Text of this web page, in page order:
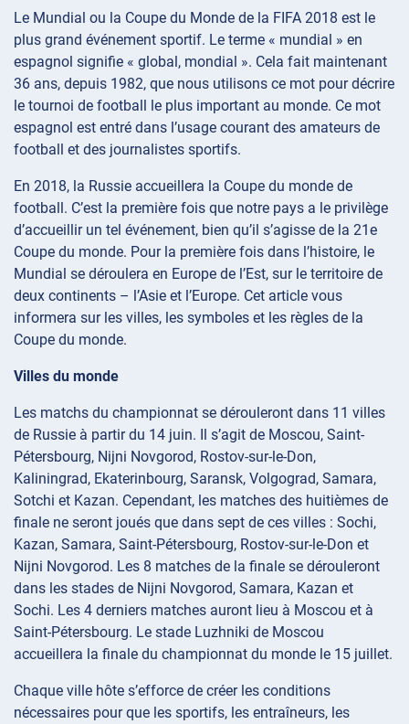
Le Mundial ou la Coupe du Monde de la FIFA 2018 est le
plus grand événement sportif. Le terme « mundial » en
espagnol signifie « global, mondial ». Cela fait maintenant
36 ans, depuis 1982, que nous utilisons ce mot pour décrire
le tournoi de football le plus important au monde. Ce mot
espagnol est entré dans l’usage courant des amateurs de
football et des journalistes sportifs.
En 2018, la Russie accueillera la Coupe du monde de
football. C’est la première fois que notre pays a le privilège
d’accueillir un tel événement, bien qu’il s’agisse de la 21e
Coupe du monde. Pour la première fois dans l’histoire, le
Mundial se déroulera en Europe de l’Est, sur le territoire de
deux continents – l’Asie et l’Europe. Cet article vous
informera sur les villes, les symboles et les règles de la
Coupe du monde.
Villes du monde
Les matchs du championnat se dérouleront dans 11 villes
de Russie à partir du 14 juin. Il s’agit de Moscou, Saint-
Pétersbourg, Nijni Novgorod, Rostov-sur-le-Don,
Kaliningrad, Ekaterinbourg, Saransk, Volgograd, Samara,
Sotchi et Kazan. Cependant, les matches des huitièmes de
finale ne seront joués que dans sept de ces villes : Sochi,
Kazan, Samara, Saint-Pétersbourg, Rostov-sur-le-Don et
Nijni Novgorod. Les 8 matches de la finale se dérouleront
dans les stades de Nijni Novgorod, Samara, Kazan et
Sochi. Les 4 derniers matches auront lieu à Moscou et à
Saint-Pétersbourg. Le stade Luzhniki de Moscou
accueillera la finale du championnat du monde le 15 juillet.
Chaque ville hôte s’efforce de créer les conditions
nécessaires pour que les sportifs, les entraîneurs, les